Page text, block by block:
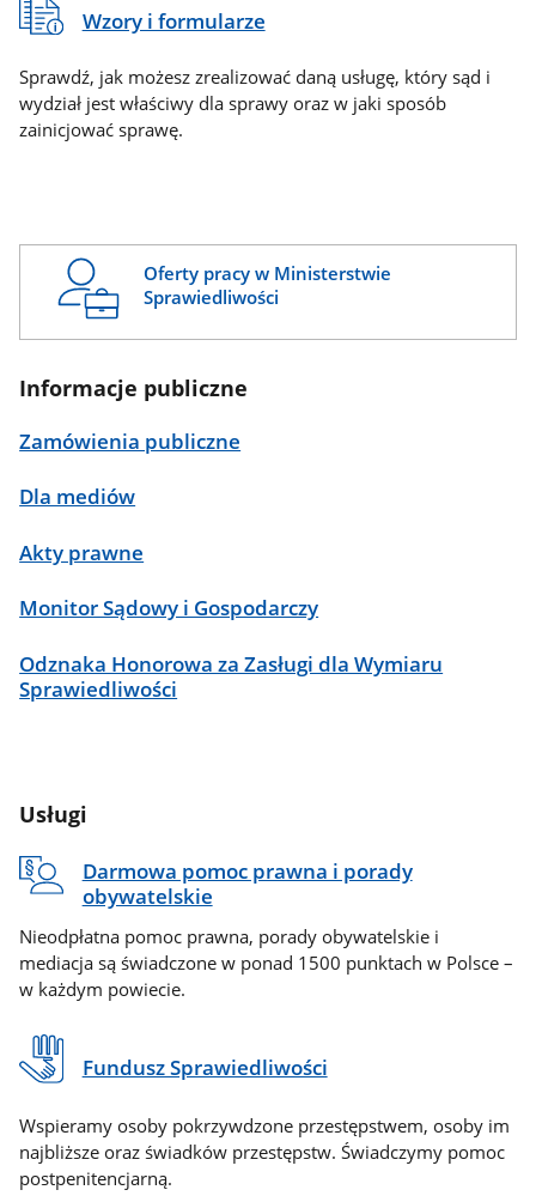
Wzory i formularze
Sprawdź, jak możesz zrealizować daną usługę, który sąd i
wydział jest właściwy dla sprawy oraz w jaki sposób
zainicjować sprawę.
Oferty pracy w Ministerstwie
Sprawiedliwości
Informacje publiczne
Zamówienia publiczne
Dla mediów
Akty prawne
Monitor Sądowy i Gospodarczy
Odznaka Honorowa za Zasługi dla Wymiaru
Sprawiedliwości
Usługi
Darmowa pomoc prawna i porady
obywatelskie
Nieodpłatna pomoc prawna, porady obywatelskie i
mediacja są świadczone w ponad 1500 punktach w Polsce –
w każdym powiecie.
Fundusz Sprawiedliwości
Wspieramy osoby pokrzywdzone przestępstwem, osoby im
najbliższe oraz świadków przestępstw. Świadczymy pomoc
postpenitencjarną.